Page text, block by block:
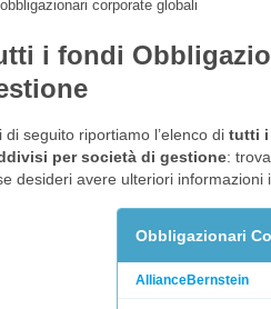
corporate globali
i fondi
di seguito riportiamo l’elenco di tutti i
per società di gestione:
desideri avere ulteriori informazioni
Obbligazionari
AllianceBernstein